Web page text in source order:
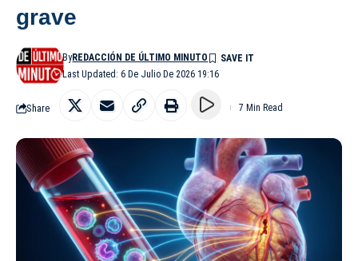
grave
Last Updated: 6 De Julio De 2026 19:16
ByREDACCIÓN DE ÚLTIMO MINUTO
Share 7 Min Read